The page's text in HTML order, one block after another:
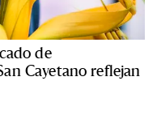
de
Cayetano reflejan